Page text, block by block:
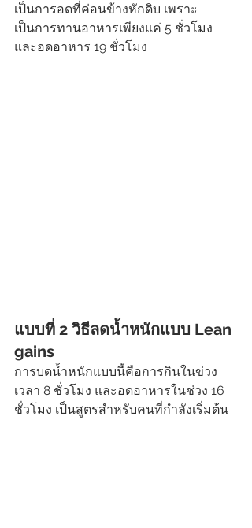
เป็นการอดที่ค่อนข้างหักดิบ เพราะ
เป็นการทานอาหารเพียงแค่ 5 ชั่วโมง
และอดอาหาร 19 ชั่วโมง
แบบที่ 2 วิธีลดน้ำหนักแบบ Lean
gains
การบดน้ำหนักแบบนี้คือการกินในข่วง
เวลา 8 ชั่วโมง และอดอาหารในช่วง 16
ชั่วโมง เป็นสูตรสำหรับคนที่กำลังเริ่มต้น